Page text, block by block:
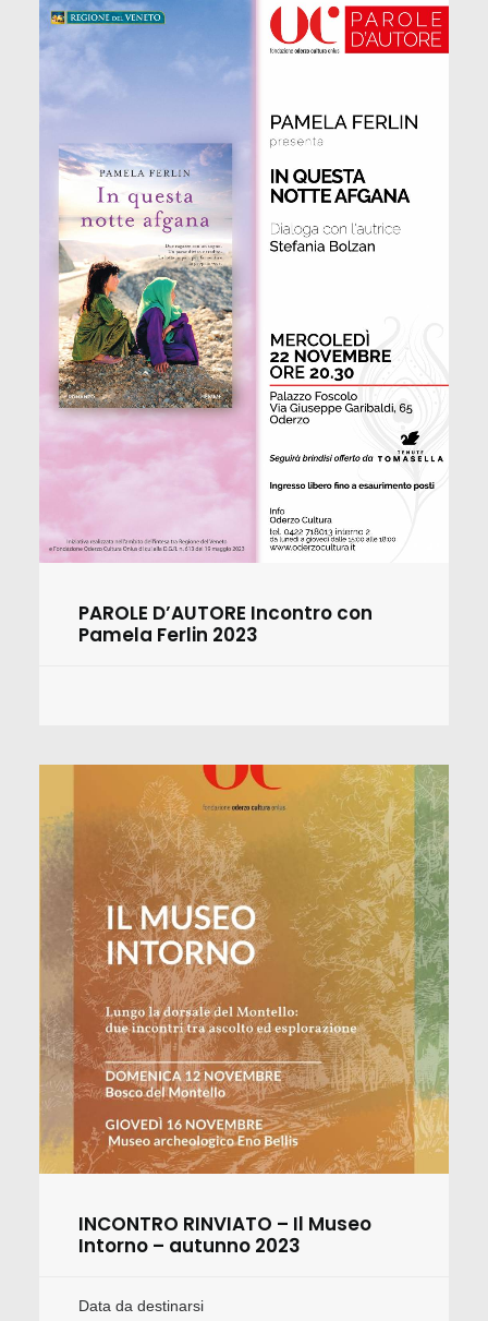
PAROLE D’AUTORE Incontro con
Pamela Ferlin 2023
INCONTRO RINVIATO – Il Museo
Intorno – autunno 2023
Data da destinarsi